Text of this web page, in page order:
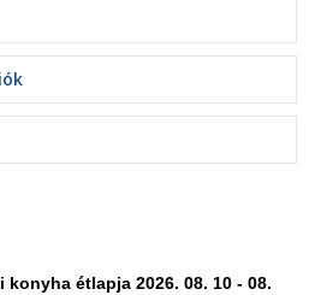
konyha étlapja 2026. 08. 10 - 08.